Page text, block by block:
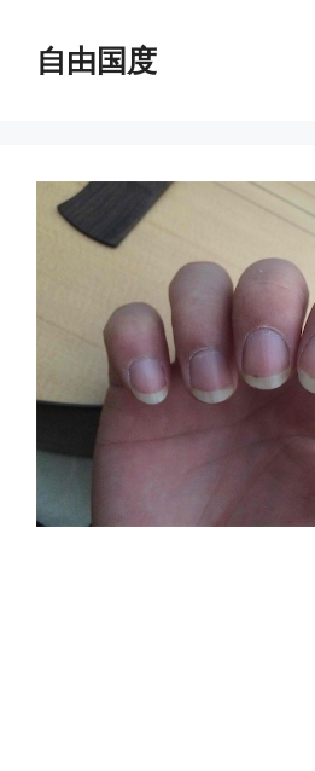
自由国度